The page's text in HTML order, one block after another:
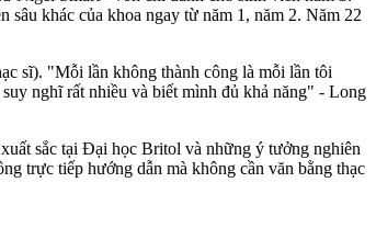
khác của khoa ngay từ năm 1, năm 2. Năm 22
sĩ). "Mỗi lần không thành công là mỗi lần tôi
nghĩ rất nhiều và biết mình đủ khả năng" - Long
sắc tại Đại học Britol và những ý tưởng nghiên
trực tiếp hướng dẫn mà không cần văn bằng thạc